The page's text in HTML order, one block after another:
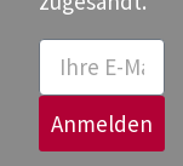
Anmelden